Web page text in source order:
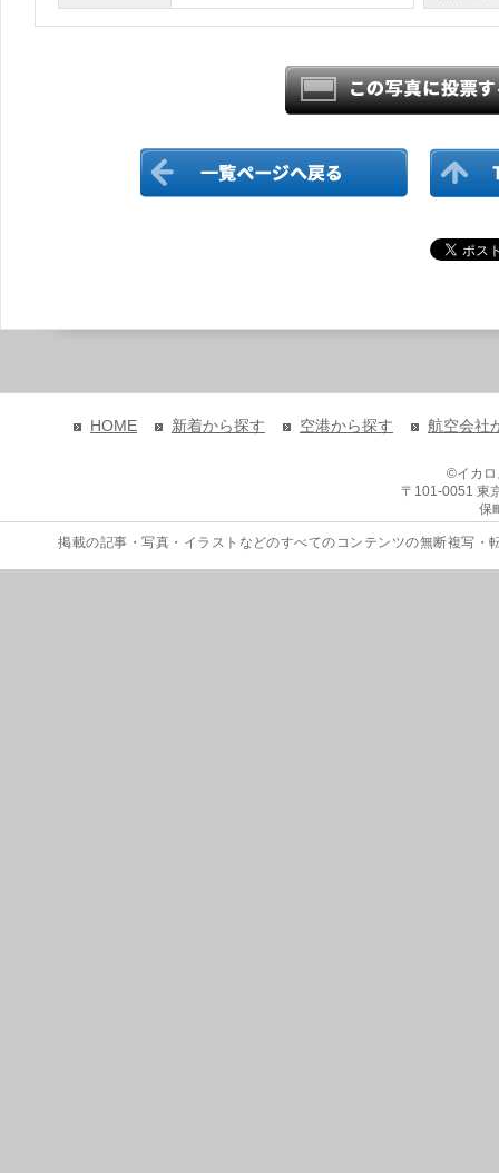
HOME 新着から探す 空港から探す 航空会社
©イカ
〒101-0051 東
保
掲載の記事・写真・イラストなどのすべてのコンテンツの無断複